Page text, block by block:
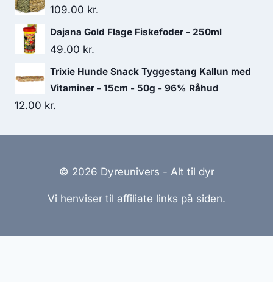
109.00 kr.
Dajana Gold Flage Fiskefoder - 250ml
49.00 kr.
Trixie Hunde Snack Tyggestang Kallun med
Vitaminer - 15cm - 50g - 96% Råhud
12.00 kr.
© 2026 Dyreunivers - Alt til dyr
Vi henviser til affiliate links på siden.